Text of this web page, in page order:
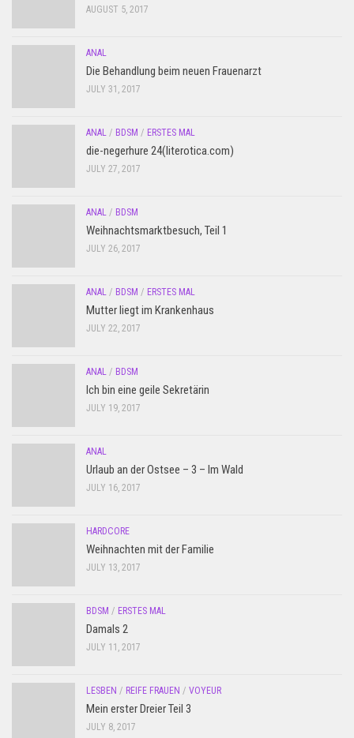
AUGUST 5, 2017
ANAL
Die Behandlung beim neuen Frauenarzt
JULY 31, 2017
ANAL / BDSM / ERSTES MAL
die-negerhure 24(literotica.com)
JULY 27, 2017
ANAL / BDSM
Weihnachtsmarktbesuch, Teil 1
JULY 26, 2017
ANAL / BDSM / ERSTES MAL
Mutter liegt im Krankenhaus
JULY 22, 2017
ANAL / BDSM
Ich bin eine geile Sekretärin
JULY 19, 2017
ANAL
Urlaub an der Ostsee – 3 – Im Wald
JULY 16, 2017
HARDCORE
Weihnachten mit der Familie
JULY 13, 2017
BDSM / ERSTES MAL
Damals 2
JULY 11, 2017
LESBEN / REIFE FRAUEN / VOYEUR
Mein erster Dreier Teil 3
JULY 8, 2017